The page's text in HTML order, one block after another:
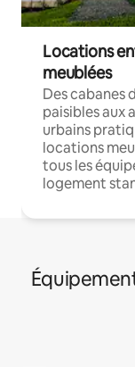
Locations
meublées
Des cabanes
paisibles aux
urbains
locations
tous les
logement